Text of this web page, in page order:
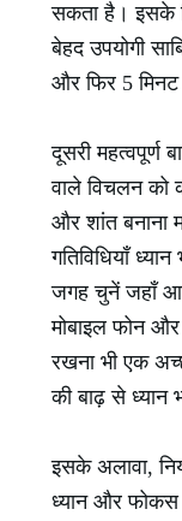
सकता है। इसके
बेहद उपयोगी
और फिर 5 मिनट
दूसरी महत्वपूर्ण
वाले विचलन को
और शांत बनाना
गतिविधियाँ
जगह चुनें जहाँ
मोबाइल फोन
रखना भी एक
की बाढ़ से ध्यान
इसके अलावा,
ध्यान और फोकस